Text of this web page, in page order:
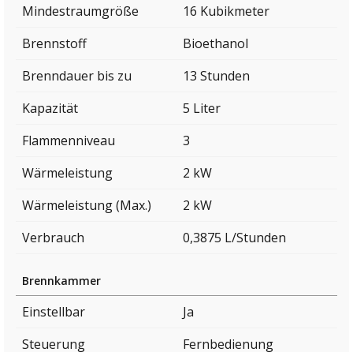
Mindestraumgröße
16 Kubikmeter
Brennstoff
Bioethanol
Brenndauer bis zu
13 Stunden
Kapazität
5 Liter
Flammenniveau
3
Wärmeleistung
2 kW
Wärmeleistung (Max.)
2 kW
Verbrauch
0,3875 L/Stunden
Brennkammer
Einstellbar
Ja
Steuerung
Fernbedienung